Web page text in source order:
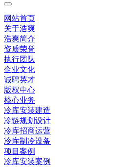
网站首页
关于浩爽
浩爽简介
资质荣誉
执行团队
企业文化
诚聘英才
版权中心
核心业务
冷库安装建造
冷链规划设计
冷库招商运营
冷库制冷设备
项目案例
冷库安装案例